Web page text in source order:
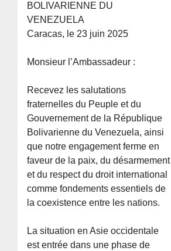
BOLIVARIENNE DU
VENEZUELA
Caracas, le 23 juin 2025
Monsieur l’Ambassadeur :
Recevez les salutations
fraternelles du Peuple et du
Gouvernement de la République
Bolivarienne du Venezuela, ainsi
que notre engagement ferme en
faveur de la paix, du désarmement
et du respect du droit international
comme fondements essentiels de
la coexistence entre les nations.
La situation en Asie occidentale
est entrée dans une phase de